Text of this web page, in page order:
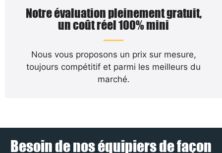
Notre évaluation pleinement gratuit,
un coût réel 100% mini
Nous vous proposons un prix sur mesure,
toujours compétitif et parmi les meilleurs du
marché.
Besoin de nos équipiers de façon